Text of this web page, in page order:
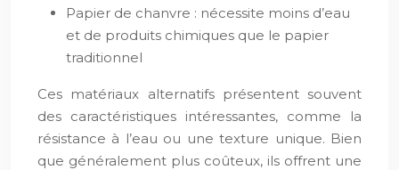
Papier de chanvre : nécessite moins d’eau
et de produits chimiques que le papier
traditionnel
Ces matériaux alternatifs présentent souvent
des caractéristiques intéressantes, comme la
résistance à l’eau ou une texture unique. Bien
que généralement plus coûteux, ils offrent une